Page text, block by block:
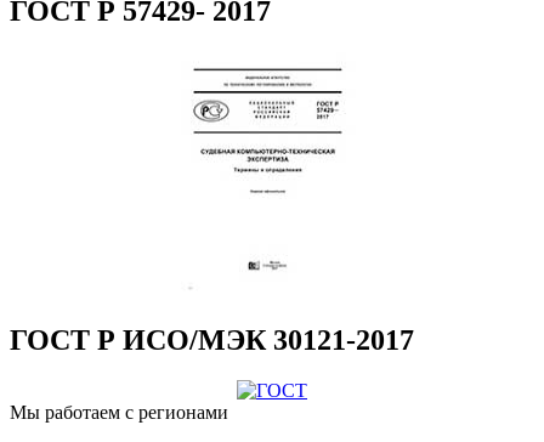
ГОСТ Р 57429- 2017
ГОСТ Р ИСО/МЭК 30121-2017
Мы работаем с регионами